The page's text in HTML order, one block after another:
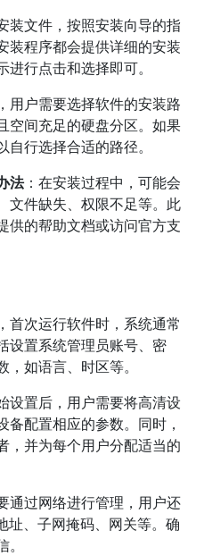
装文件，按照安装向导的指
装程序都会提供详细的安装
行点击和选择即可。
用户需要选择软件的安装路
空间充足的硬盘分区。如果
行选择合适的路径。
法：在安装过程中，可能会
文件缺失、权限不足等。此
供的帮助文档或访问官方支
首次运行软件时，系统通常
设置系统管理员账号、密
如语言、时区等。
设置后，用户需要将高清设
配置相应的参数。同时，
，并为每个用户分配适当的
通过网络进行管理，用户还
址、子网掩码、网关等。确